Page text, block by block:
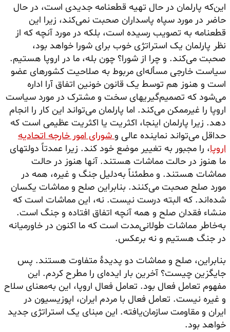
این‌که پارلمان در حال تهیه قطعنامه جدیدی است، در حال
حاضر در مورد سپاه پاسداران صحبت نمی‌کند، زیرا این
قطعنامه به تصویب رسیده است، بلکه در مورد آنچه که از
نظر پارلمان یک استراتژی خوب برای شورا خواهد بود،
صحبت می‌کند. و چرا از شورا؟ چون بله، ما در اروپا هستیم.
سیاست خارجی مسأله‌ای مربوط به صلاحیت کشورهای عضو
است و هنوز هم توسط یک قانون خونین اتفاق آرا اداره
می‌شود که تصمیم‌گیریهای سخت و مشترک در مورد سیاست
اروپا را غیرممکن می‌کند. اما پارلمان می‌تواند این کار را انجام
دهد. زیرا پارلمان اینجا، اکثریت یا اکثریت عظیمی است که
حداقل می‌تواند نماینده عالی وشورای امور خارجه اتحادیه
اروپا، را مجبور به تغییر موضع خود کند. زیرا عمدتاً دولتهای
ما هنوز در حالت مماشات هستند. آنها هنوز در حالت
مماشات هستند. و مطمئناً به‌دلیل جنگ و غیره، همه در
مورد صلح صحبت می‌کنند. بنابراین صلح و مماشات یکسان
شده‌اند. که البته درست نیست. نه، این مماشات است که
منشاء فقدان صلح و همه آنچه اتفاق افتاده و جنگ است.
به‌خاطر مماشات طولانی‌مدت است که ما اکنون در خاورمیانه
در جنگ هستیم و نه برعکس.
بنابراین، صلح و مماشات دو پدیدهٔ متفاوت هستند. پس
جایگزین چیست؟ آخرین بار ایده‌ای را مطرح کردم. این
مفهوم تعامل فعال بود. تعامل فعال اروپا، این به‌معنای سلاح
و غیره نیست. تعامل فعال با مردم ایران، اپوزیسیون در
ایران و مقاومت سازمان‌یافته. این مبنای یک استراتژی جدید
خواهد بود.